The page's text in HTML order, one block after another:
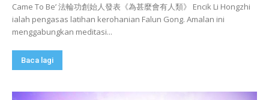
Came To Be’ 法輪功創始人發表《為甚麼會有人類》 Encik Li Hongzhi
ialah pengasas latihan kerohanian Falun Gong. Amalan ini
menggabungkan meditasi...
Baca lagi